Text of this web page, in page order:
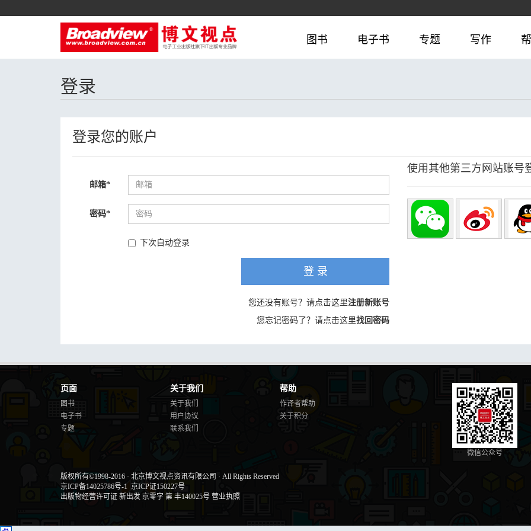
图书 电子书 专题 写作
登录
登录您的账户
邮箱*
密码*
下次自动登录
登 录
您还没有账号？请点击这里注册新账号
您忘记密码了？请点击这里找回密码
使用其他第三方网站账号
页面
图书
电子书
专题
关于我们
关于我们
用户协议
联系我们
帮助
作译者帮助
关于积分
微信公众号
版权所有©1998-2016 · 北京博文视点资讯有限公司 · All Rights Reserved
京ICP备14025786号-1 京ICP证150227号
出版物经营许可证 新出发 京零字 第 丰140025号 营业执照